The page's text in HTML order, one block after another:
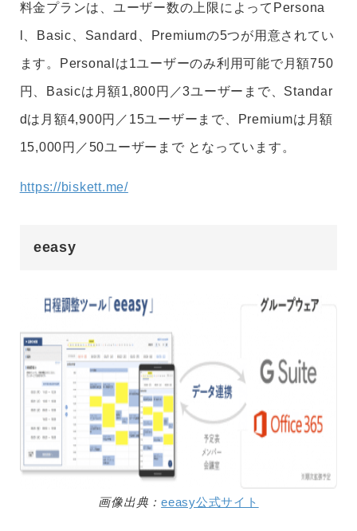
料金プランは、ユーザー数の上限によってPersona
l、Basic、Sandard、Premiumの5つが用意されてい
ます。Personalは1ユーザーのみ利用可能で月額750
円、Basicは月額1,800円／3ユーザーまで、Standar
dは月額4,900円／15ユーザーまで、Premiumは月額
15,000円／50ユーザーまで となっています。
https://biskett.me/
eeasy
画像出典：eeasy公式サイト